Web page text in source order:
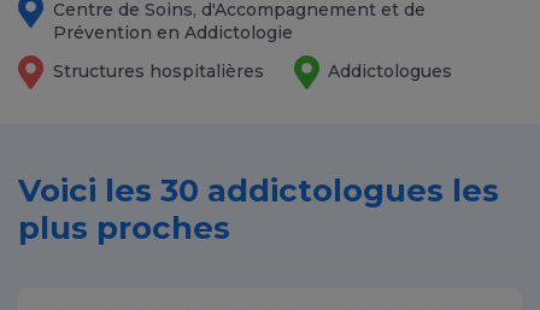
Centre de Soins, d'Accompagnement et de
Prévention en Addictologie
Structures hospitalières
Addictologues
Voici les 30 addictologues les
plus proches